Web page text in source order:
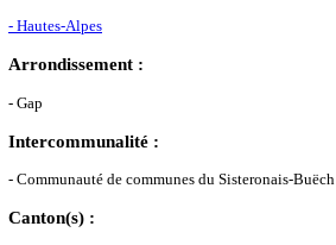
- Hautes-Alpes
Arrondissement :
- Gap
Intercommunalité :
- Communauté de communes du Sisteronais-Buëch
Canton(s) :